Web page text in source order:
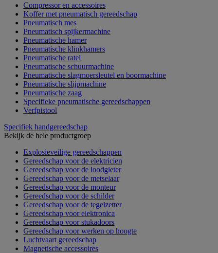
Compressor en accessoires
Koffer met pneumatisch gereedschap
Pneumatisch mes
Pneumatisch spijkermachine
Pneumatische hamer
Pneumatische klinkhamers
Pneumatische ratel
Pneumatische schuurmachine
Pneumatische slagmoersleutel en boormachine
Pneumatische slijpmachine
Pneumatische zaag
Specifieke pneumatische gereedschappen
Verfpistool
Specifiek handgereedschap
Bekijk de hele productgroep
Explosieveilige gereedschappen
Gereedschap voor de elektricien
Gereedschap voor de loodgieter
Gereedschap voor de metselaar
Gereedschap voor de monteur
Gereedschap voor de schilder
Gereedschap voor de tegelzetter
Gereedschap voor elektronica
Gereedschap voor stukadoors
Gereedschap voor werken op hoogte
Luchtvaart gereedschap
Magnetische accessoires